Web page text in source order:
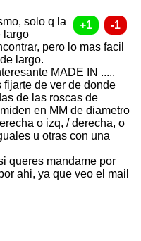
solo q la
largo
pero lo mas facil
largo.
MADE IN .....
de ver de donde
de las roscas de
en MM de diametro
o izq, / derecha, o
u otras con una
queres mandame por
ahi, ya que veo el mail